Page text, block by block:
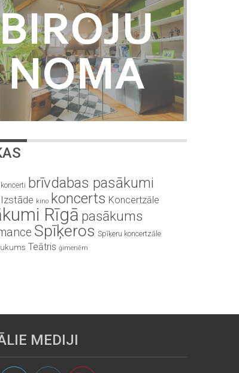
brīvdabas pasākumi
Izstāde kino koncerts Koncertzāle
Rīgā pasākums
Spīķeros Spīķeru koncertzāle
Teātris ģimenēm
MEDIJI